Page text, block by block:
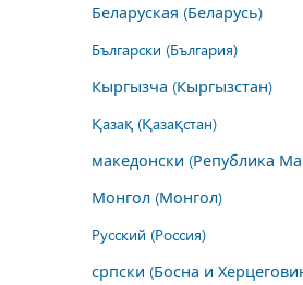
Беларуская (Беларусь)
Български (България)
Кыргызча (Кыргызстан)
Қазақ (Қазақстан)
македонски (Република
Монгол (Монгол)
Русский (Россия)
српски (Босна и